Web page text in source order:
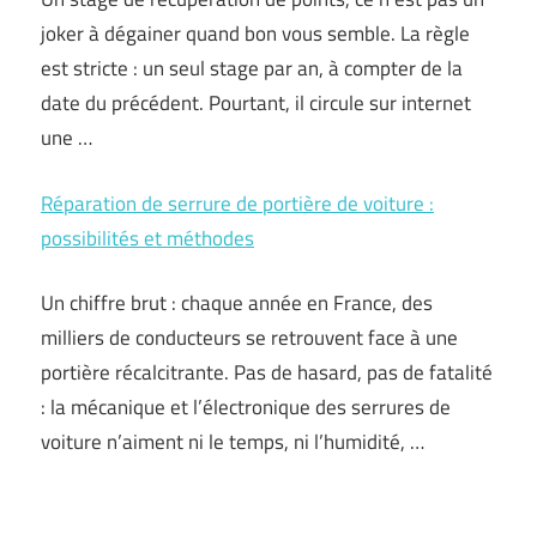
joker à dégainer quand bon vous semble. La règle
est stricte : un seul stage par an, à compter de la
date du précédent. Pourtant, il circule sur internet
une …
Réparation de serrure de portière de voiture :
possibilités et méthodes
Un chiffre brut : chaque année en France, des
milliers de conducteurs se retrouvent face à une
portière récalcitrante. Pas de hasard, pas de fatalité
: la mécanique et l’électronique des serrures de
voiture n’aiment ni le temps, ni l’humidité, …